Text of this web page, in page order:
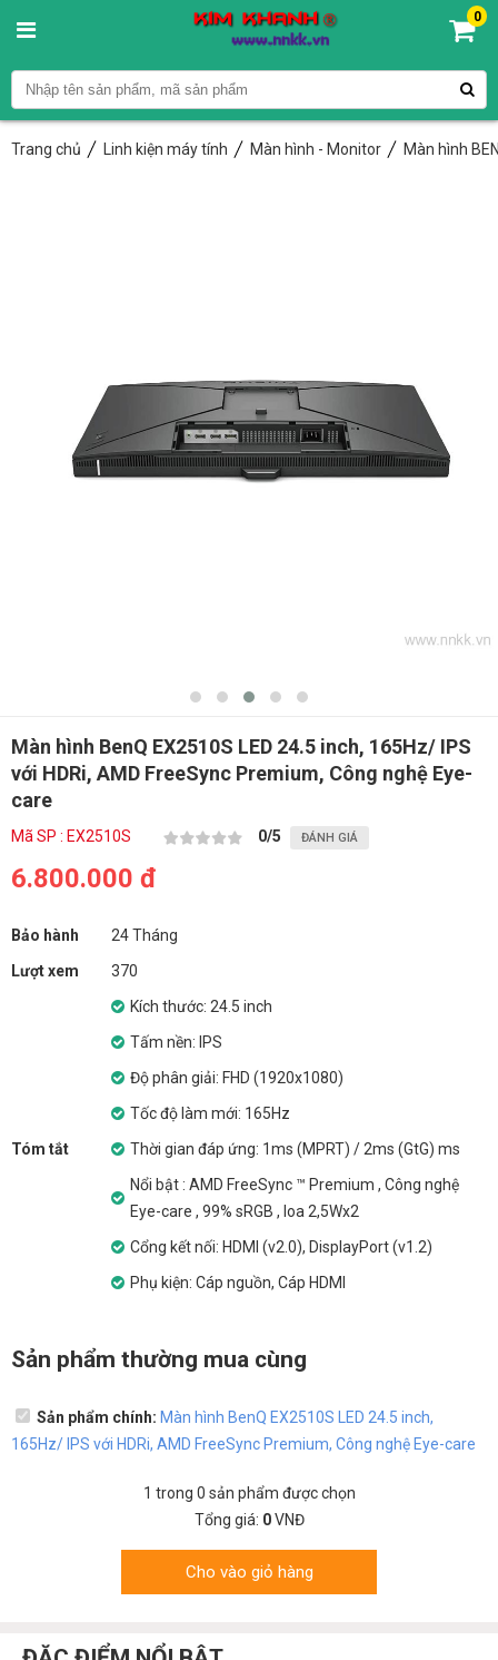
0
Trang chủ Linh kiện máy tính Màn hình - Monitor Màn hình
Màn hình BenQ EX2510S LED 24.5 inch, 165Hz/ IPS
với HDRi, AMD FreeSync Premium, Công nghệ Eye-
care
Mã SP : EX2510S 0/5 ĐÁNH GIÁ
6.800.000 đ
Bảo hành
24 Tháng
Lượt xem
370
Tóm tắt
Kích thước: 24.5 inch
Tấm nền: IPS
Độ phân giải: FHD (1920x1080)
Tốc độ làm mới: 165Hz
Thời gian đáp ứng: 1ms (MPRT) / 2ms (GtG) ms
Nổi bật : AMD FreeSync ™ Premium , Công nghệ
Eye-care , 99% sRGB , loa 2,5Wx2
Cổng kết nối: HDMI (v2.0), DisplayPort (v1.2)
Phụ kiện: Cáp nguồn, Cáp HDMI
Sản phẩm thường mua cùng
Sản phẩm chính: Màn hình BenQ EX2510S LED 24.5 inch,
165Hz/ IPS với HDRi, AMD FreeSync Premium, Công nghệ Eye-care
1 trong 0 sản phẩm được chọn
Tổng giá: 0VNĐ
Cho vào giỏ hàng